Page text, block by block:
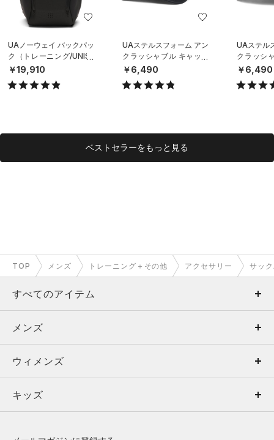
UAノーウェイ バックパッ
ク（トレーニング/UNISE
X）
￥19,910
UAステルスフォーム アン
クラッシャブル キャップ
（ライフスタイル/UNISE
X）
￥6,490
UAステル
クラッシ
（ライフ
X）
￥6,490
ベストセラーをもっと見る
TOP メンズ トレーニング＋その他 アクセサリー サッ
すべてのアイテム
メンズ
ウィメンズ
キッズ
メンズ
トップス
ボトムス
ウィメンズ
トップス
キッズ